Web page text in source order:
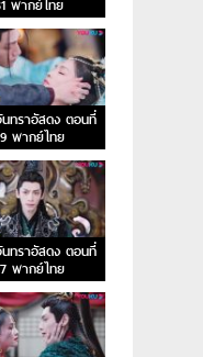
พากย์ไทย
นทราอัสดง ตอนที่
พากย์ไทย
นทราอัสดง ตอนที่
พากย์ไทย